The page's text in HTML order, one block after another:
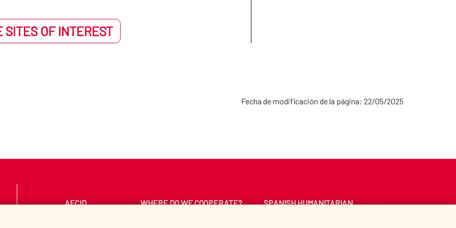
SITES OF INTEREST
Fecha de modificación de la página: 22/05/2025
AECID WHERE DO WE COOPERATE?
SPANISH HUMANITARIAN